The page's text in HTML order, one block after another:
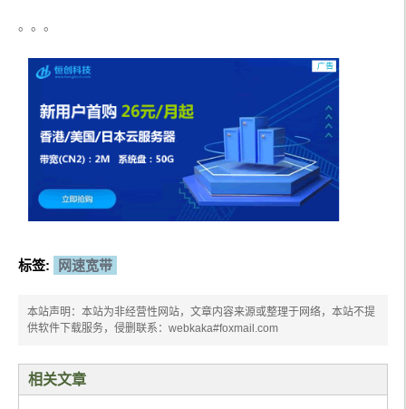
。。。
标签: 网速宽带
本站声明：本站为非经营性网站，文章内容来源或整理于网络，本站不提
供软件下载服务，侵删联系：webkaka#foxmail.com
相关文章